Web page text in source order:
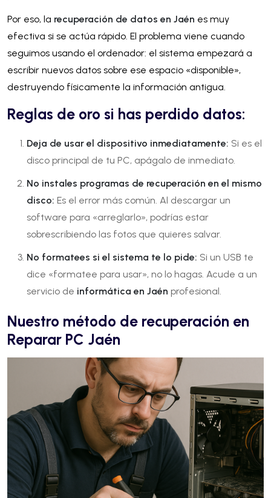
Por eso, la recuperación de datos en Jaén es muy
efectiva si se actúa rápido. El problema viene cuando
seguimos usando el ordenador: el sistema empezará a
escribir nuevos datos sobre ese espacio «disponible»,
destruyendo físicamente la información antigua.
Reglas de oro si has perdido datos:
Deja de usar el dispositivo inmediatamente: Si es el
disco principal de tu PC, apágalo de inmediato.
No instales programas de recuperación en el mismo
disco: Es el error más común. Al descargar un
software para «arreglarlo», podrías estar
sobrescribiendo las fotos que quieres salvar.
No formatees si el sistema te lo pide: Si un USB te
dice «formatee para usar», no lo hagas. Acude a un
servicio de informática en Jaén profesional.
Nuestro método de recuperación en
Reparar PC Jaén